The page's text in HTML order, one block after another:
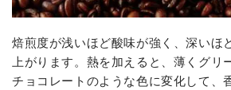
焙煎度が浅いほど酸味が強く、深いほ
上がります。熱を加えると、薄くグリ
チョコレートのような色に変化して、